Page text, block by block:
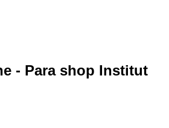
- Para shop Institut